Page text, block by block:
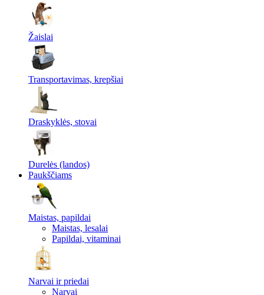
Žaislai
Transportavimas, krepšiai
Draskyklės, stovai
Durelės (landos)
Paukščiams
Maistas, papildai
Maistas, lesalai
Papildai, vitaminai
Narvai ir priedai
Narvai